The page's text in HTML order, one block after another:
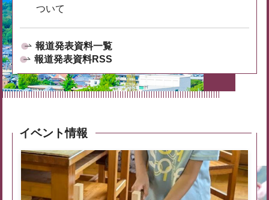
ついて
報道発表資料一覧
報道発表資料RSS
イベント情報